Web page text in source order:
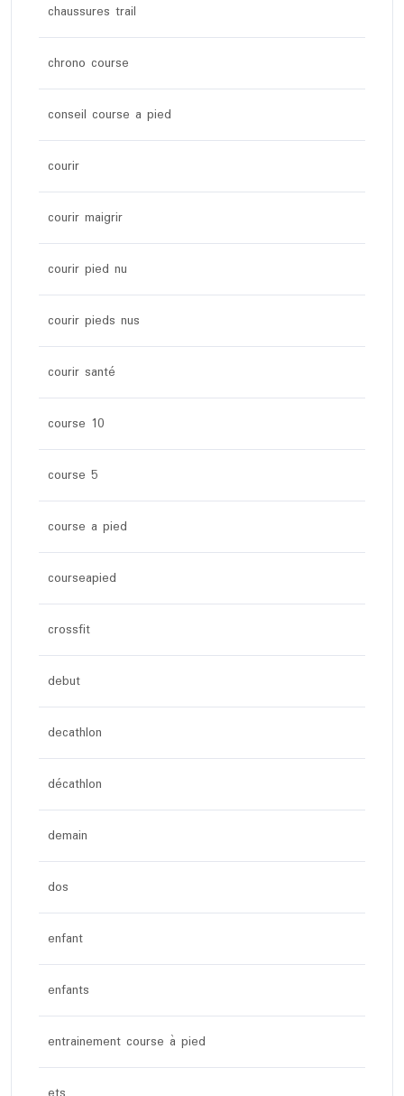
chaussures trail
chrono course
conseil course a pied
courir
courir maigrir
courir pied nu
courir pieds nus
courir santé
course 10
course 5
course a pied
courseapied
crossfit
debut
decathlon
décathlon
demain
dos
enfant
enfants
entrainement course à pied